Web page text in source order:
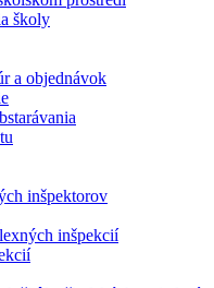
školy
a objednávok
inšpektorov
inšpekcií